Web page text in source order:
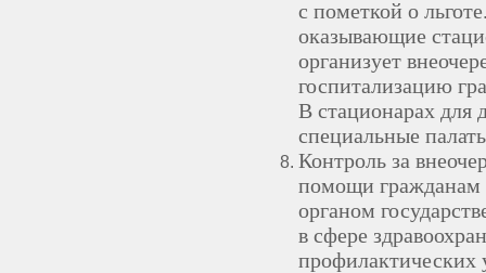
с пометкой о
оказывающие
организует
госпитализацию
В стационарах для
специальные
Контроль за
помощи гражданам
органом
в сфере
профилактических